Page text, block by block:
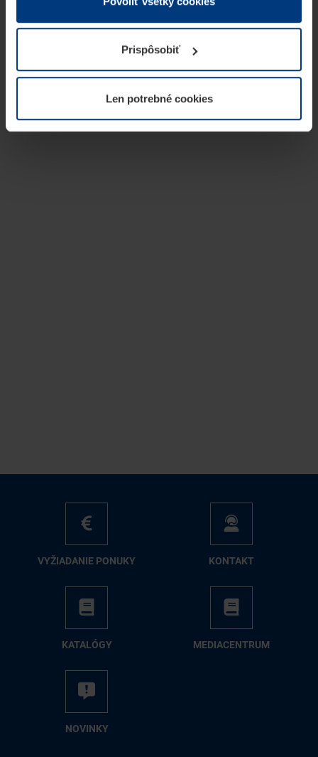
prevádzku tejto stránky. Pre všetky ostatné typy cookie
potrebujeme Vaše povolenie. Vaše povolenie môžete
kedykoľvek zmeniť alebo odvolať vo vysvetlení cookie
našej webovej stránky.
Prispôsobiť
Len potrebné cookies
VY­ŽIA­DA­NIE PO­NU­KY KON­TAKT
KA­TA­LÓ­GY ME­DIA­CEN­TRUM
NO­VIN­KY